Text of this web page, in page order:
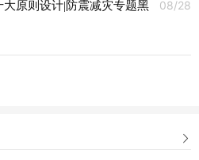
08/28
原则设计|防震减灾专题黑
